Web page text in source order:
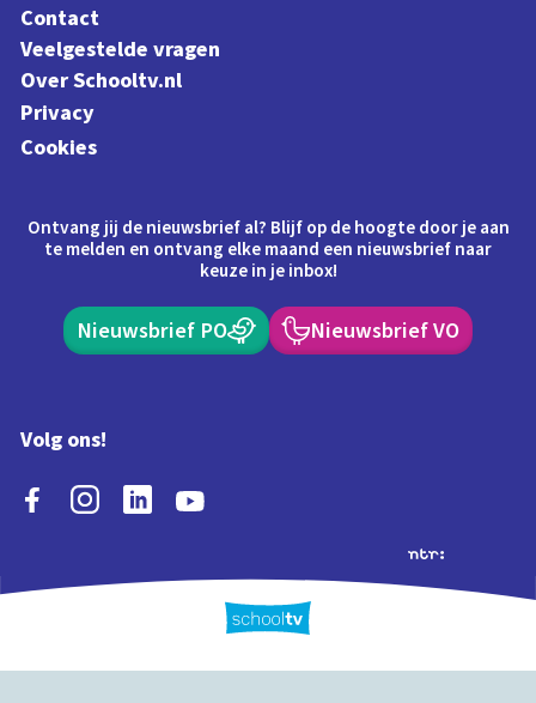
Contact
Veelgestelde vragen
Over Schooltv.nl
Privacy
Cookies
Ontvang jij de nieuwsbrief al? Blijf op de hoogte door je aan
te melden en ontvang elke maand een nieuwsbrief naar
keuze in je inbox!
Nieuwsbrief PO Nieuwsbrief VO
Volg ons!